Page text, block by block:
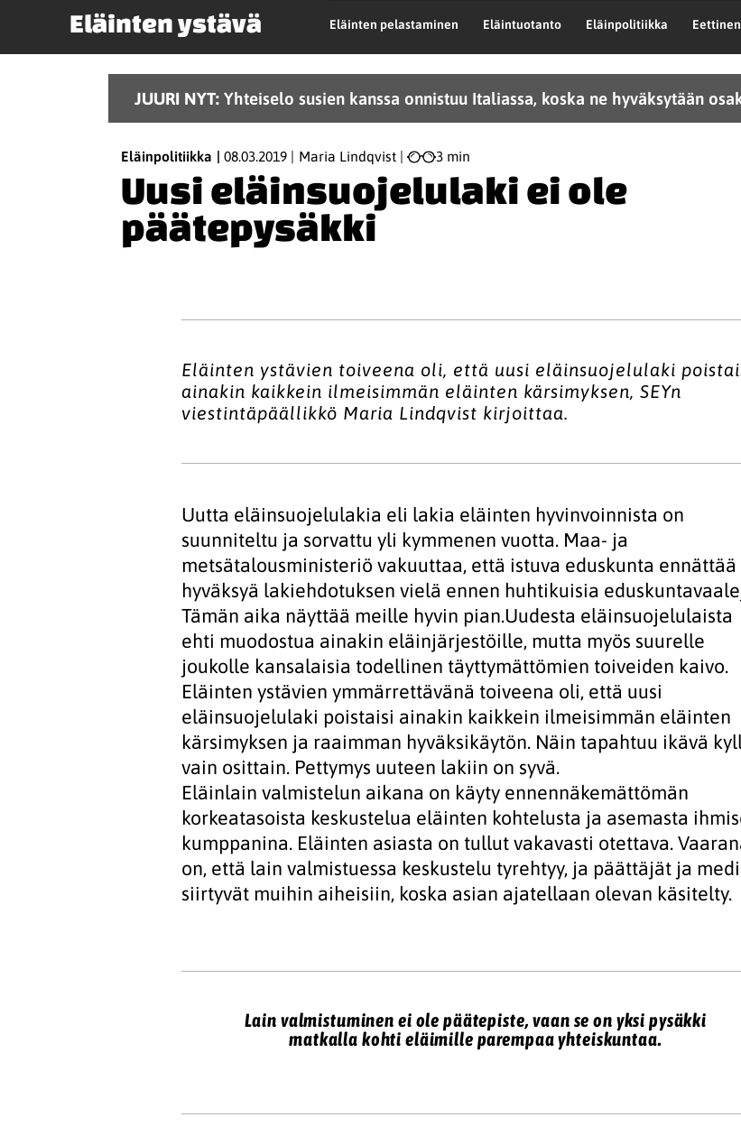
Eläinten ystävä Eläinten pelastaminen Eläintuotanto Eläinpolitiikka
JUURI NYT: Yhteiselo susien kanssa onnistuu Italiassa, koska ne hyväksytään
Eläinpolitiikka 08.03.2019 Maria Lindqvist 3 min
Uusi eläinsuojelulaki ei ole
päätepysäkki
Eläinten ystävien toiveena oli, että uusi eläinsuojelulaki
ainakin kaikkein ilmeisimmän eläinten kärsimyksen, SEYn
viestintäpäällikkö Maria Lindqvist kirjoittaa.
Uutta eläinsuojelulakia eli lakia eläinten hyvinvoinnista on
suunniteltu ja sorvattu yli kymmenen vuotta. Maa- ja
metsätalousministeriö vakuuttaa, että istuva eduskunta ennättää
hyväksyä lakiehdotuksen vielä ennen huhtikuisia
Tämän aika näyttää meille hyvin pian.Uudesta eläinsuojelulaista
ehti muodostua ainakin eläinjärjestöille, mutta myös suurelle
joukolle kansalaisia todellinen täyttymättömien toiveiden kaivo.
Eläinten ystävien ymmärrettävänä toiveena oli, että uusi
eläinsuojelulaki poistaisi ainakin kaikkein ilmeisimmän eläinten
kärsimyksen ja raaimman hyväksikäytön. Näin tapahtuu ikävä
vain osittain. Pettymys uuteen lakiin on syvä.
Eläinlain valmistelun aikana on käyty ennennäkemättömän
korkeatasoista keskustelua eläinten kohtelusta ja asemasta
kumppanina. Eläinten asiasta on tullut vakavasti otettava.
on, että lain valmistuessa keskustelu tyrehtyy, ja päättäjät ja
siirtyvät muihin aiheisiin, koska asian ajatellaan olevan käsitelty.
Lain valmistuminen ei ole päätepiste, vaan se on yksi pysäkki
matkalla kohti eläimille parempaa yhteiskuntaa.